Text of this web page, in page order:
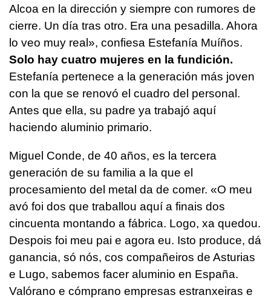
Alcoa en la dirección y siempre con rumores de
cierre. Un día tras otro. Era una pesadilla. Ahora
lo veo muy real», confiesa Estefanía Muíños.
Solo hay cuatro mujeres en la fundición.
Estefanía pertenece a la generación más joven
con la que se renovó el cuadro del personal.
Antes que ella, su padre ya trabajó aquí
haciendo aluminio primario.
Miguel Conde, de 40 años, es la tercera
generación de su familia a la que el
procesamiento del metal da de comer. «O meu
avó foi dos que traballou aquí a finais dos
cincuenta montando a fábrica. Logo, xa quedou.
Despois foi meu pai e agora eu. Isto produce, dá
ganancia, só nós, cos compañeiros de Asturias
e Lugo, sabemos facer aluminio en España.
Valórano e cómprano empresas estranxeiras e